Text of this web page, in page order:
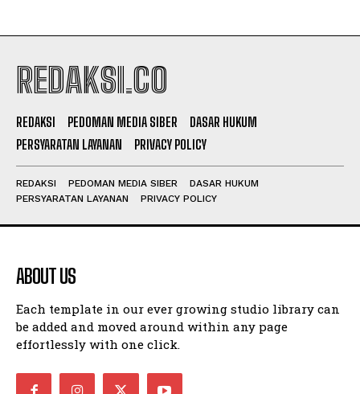
REDAKSI.CO
REDAKSI PEDOMAN MEDIA SIBER
DASAR HUKUM
PERSYARATAN LAYANAN
PRIVACY POLICY
REDAKSI PEDOMAN MEDIA SIBER
DASAR HUKUM
PERSYARATAN LAYANAN
PRIVACY POLICY
ABOUT US
Each template in our ever growing studio library can
be added and moved around within any page
effortlessly with one click.